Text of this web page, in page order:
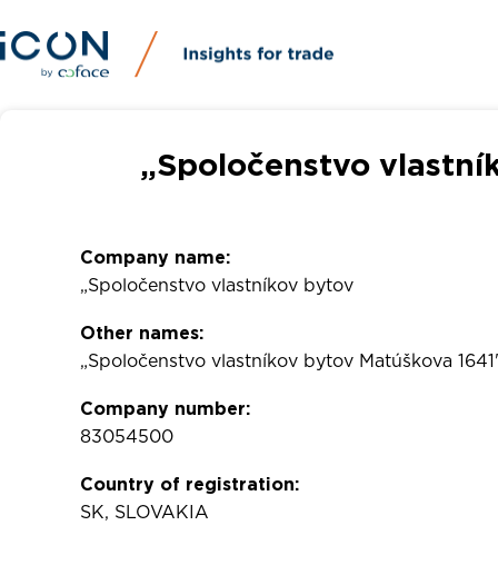
„Spoločenstvo
Company name:
„Spoločenstvo vlastníkov bytov
Other names:
„Spoločenstvo vlastníkov bytov Matúškova
Company number:
83054500
Country of registration:
SK, SLOVAKIA